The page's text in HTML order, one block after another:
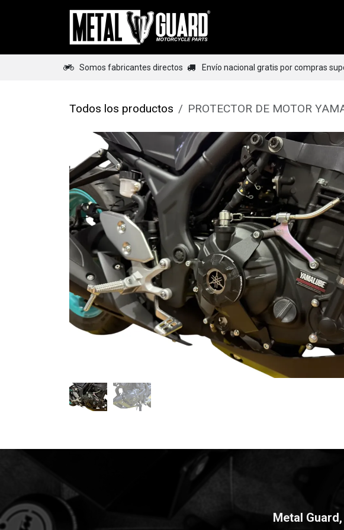
Ir al contenido
Somos fabricantes directos Envío nacional gratis por compras
Todos los productos PROTECTOR DE MOTOR
Metal